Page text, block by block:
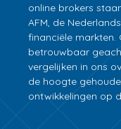
online brokers
AFM, de
financiële
betrouwbaar
vergelijken in ons
de hoogte
ontwikkelingen op